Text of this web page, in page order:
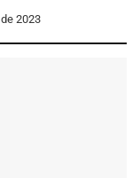
2023